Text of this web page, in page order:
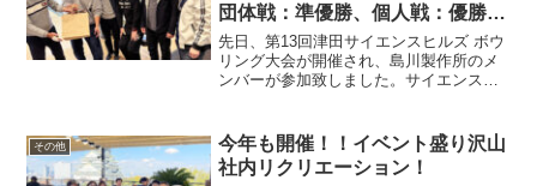
団体戦：準優勝、個人戦：優勝お
めでとうございます！！
先日、第13回津田サイエンスヒルズ ボウ
リング大会が開催され、島川製作所のメ
ンバーが参加致しました。サイエンスヒ
ム参加しました。各企業からもたくさん
の参加者がおられ、...
その他
今年も開催！！イベント盛り沢山
社内リクリエーション！